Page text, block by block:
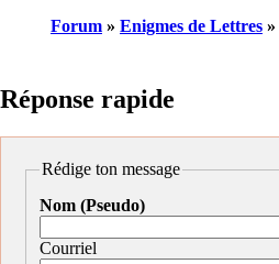
Forum » Enigmes de Lettres »
Réponse rapide
Rédige ton message
Nom (Pseudo)
Courriel